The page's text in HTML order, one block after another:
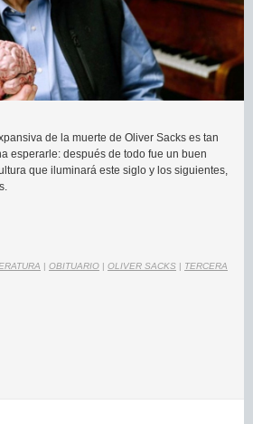
de la muerte de Oliver Sacks es tan
esperarle: después de todo fue un buen
que iluminará este siglo y los siguientes,
| OBITUARIO | OLIVER SACKS | TERCERA